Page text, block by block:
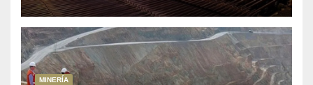
MINERÍA